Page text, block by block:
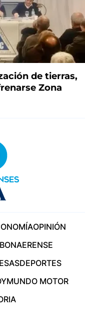
de tierras,
Zona
OPINIÓN
DEPORTES
MUNDO MOTOR